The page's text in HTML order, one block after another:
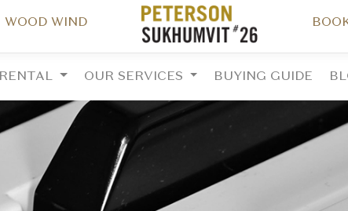
WOOD WIND
RENTAL OUR SERVICES BUYING GUIDE